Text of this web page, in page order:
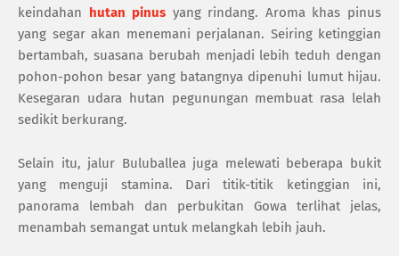
keindahan hutan pinus yang rindang. Aroma khas pinus
yang segar akan menemani perjalanan. Seiring ketinggian
bertambah, suasana berubah menjadi lebih teduh dengan
pohon-pohon besar yang batangnya dipenuhi lumut hijau.
Kesegaran udara hutan pegunungan membuat rasa lelah
sedikit berkurang.
Selain itu, jalur Buluballea juga melewati beberapa bukit
yang menguji stamina. Dari titik-titik ketinggian ini,
panorama lembah dan perbukitan Gowa terlihat jelas,
menambah semangat untuk melangkah lebih jauh.